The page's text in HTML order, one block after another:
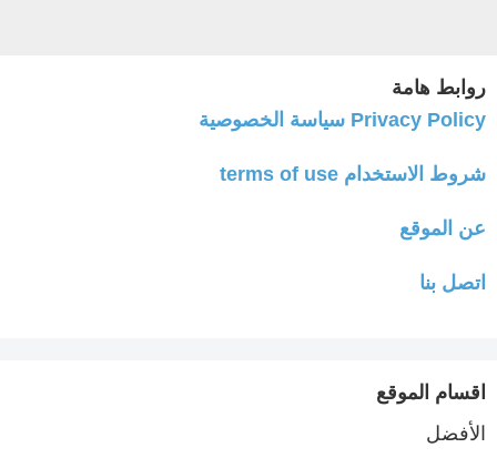
روابط هامة
Privacy Policy سياسة الخصوصية
شروط الاستخدام terms of use
عن الموقع
اتصل بنا
اقسام الموقع
الأفضل